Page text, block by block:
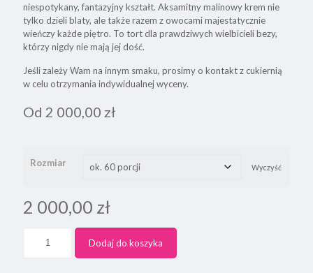
niespotykany, fantazyjny kształt. Aksamitny malinowy krem nie
tylko dzieli blaty, ale także razem z owocami majestatycznie
wieńczy każde piętro. To tort dla prawdziwych wielbicieli bezy,
którzy nigdy nie mają jej dość.
Jeśli zależy Wam na innym smaku, prosimy o kontakt z cukiernią
w celu otrzymania indywidualnej wyceny.
Od 2 000,00 zł
Rozmiar Wyczyść
2 000,00 zł
Dodaj do koszyka